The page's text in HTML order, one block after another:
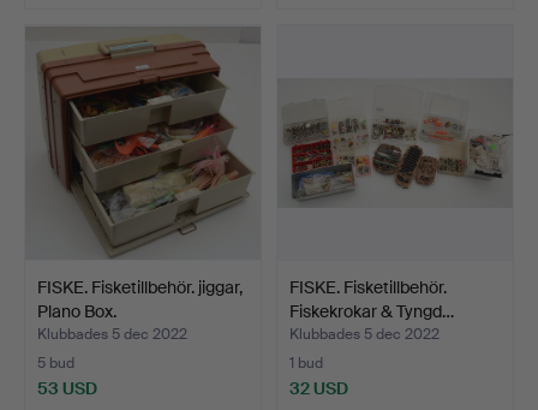
FISKE. Fisketillbehör. jiggar,
Plano Box.
Klubbades 5 dec 2022
5 bud
53 USD
FISKE. Fisketillbehör.
Fiskekrokar & Tyngd…
Klubbades 5 dec 2022
1 bud
32 USD